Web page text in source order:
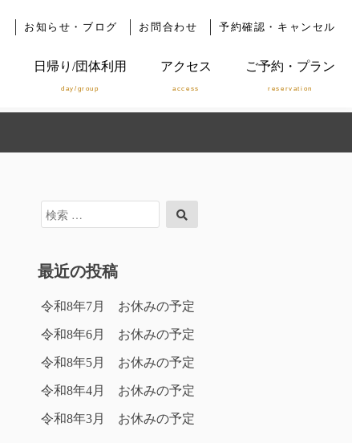
お知らせ・ブログ お問合わせ 予約確認・キャンセル
日帰り/団体利用
day/group
アクセス
access
ご予約・プラン
reservation
検
索
索
最近の投稿
令和8年7月 お休みの予定
令和8年6月 お休みの予定
令和8年5月 お休みの予定
令和8年4月 お休みの予定
令和8年3月 お休みの予定